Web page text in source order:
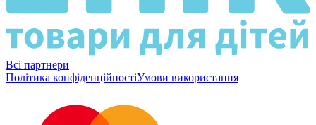
Всі партнери
Політика конфіденційностіУмови використання